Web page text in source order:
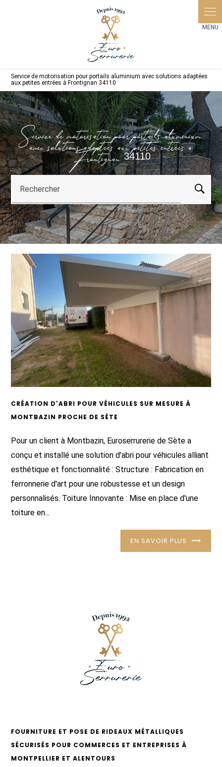
Service de motorisation pour portails aluminium avec solutions adaptées
aux petites entrées à Frontignan 34110
Service de motorisation pour portails aluminium
avec solutions adaptées aux petites entrées à
Frontignan 34110
Rechercher
CRÉATION D'ABRI POUR VÉHICULES SUR MESURE À
MONTBAZIN PROCHE DE SÈTE
Pour un client à Montbazin, Euroserrurerie de Sète a
conçu et installé une solution d'abri pour véhicules alliant
esthétique et fonctionnalité : Structure : Fabrication en
ferronnerie d'art pour une robustesse et un design
personnalisés. Toiture Innovante : Mise en place d'une
toiture en...
EN SAVOIR PLUS
FOURNITURE ET POSE DE RIDEAUX MÉTALLIQUES
SÉCURISÉS POUR COMMERCES ET ENTREPRISES À
MONTPELLIER ET ALENTOURS
Panneau de gestion des cookies